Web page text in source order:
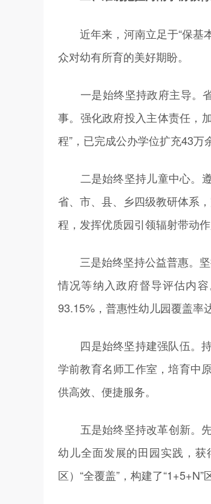
近年来，河南立足于“保基
众对幼有所育的美好期盼。
一是始终坚持政府主导。省
事。强化政府投入主体责任，
程”，已完成公办学位扩充43万
二是始终坚持儿童中心。遵
省、市、县、乡四级教研体系
程，发挥优质园引领辐射带动
三是始终坚持公益普惠。坚
情况等纳入政府督导评估内
93.15%，普惠性幼儿园覆盖率
四是始终坚持建强队伍。持
学前教育名师工作室，培育中
供高效、便捷服务。
五是始终坚持改革创新。先
幼儿全面发展的田园实践，
区）“全覆盖”，构建了